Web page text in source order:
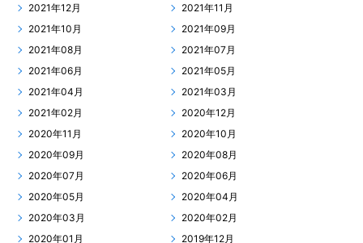
2021年12月
2021年11月
2021年10月
2021年09月
2021年08月
2021年07月
2021年06月
2021年05月
2021年04月
2021年03月
2021年02月
2020年12月
2020年11月
2020年10月
2020年09月
2020年08月
2020年07月
2020年06月
2020年05月
2020年04月
2020年03月
2020年02月
2020年01月
2019年12月